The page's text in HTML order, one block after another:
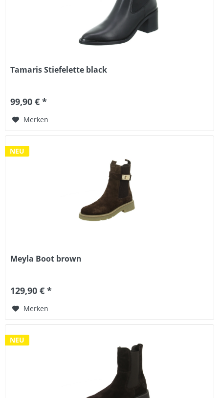
Tamaris Stiefelette black
99,90 € *
Merken
NEU
Meyla Boot brown
129,90 € *
Merken
NEU